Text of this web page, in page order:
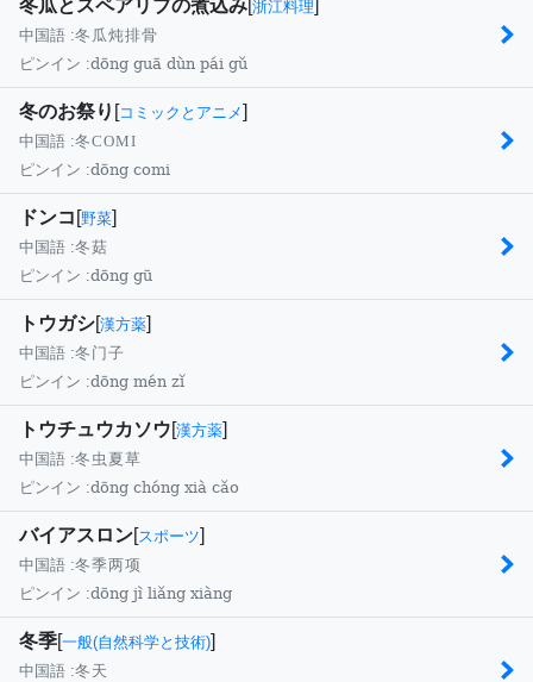
冬瓜とスペアリブの煮込み[浙江料理]
中国語 :冬瓜炖排骨
ピンイン :dōng guā dùn pái gǔ
冬のお祭り [コミックとアニメ]
中国語 :冬COMI
ピンイン :dōng comi
ドンコ [野菜]
中国語 :冬菇
ピンイン :dōng gū
トウガシ[漢方薬]
中国語 :冬门子
ピンイン :dōng mén zǐ
トウチュウカソウ[漢方薬]
中国語 :冬虫夏草
ピンイン :dōng chóng xià cǎo
バイアスロン[スポーツ]
中国語 :冬季两项
ピンイン :dōng jì liǎng xiàng
冬季[一般(自然科学と技術)]
中国語 :冬天